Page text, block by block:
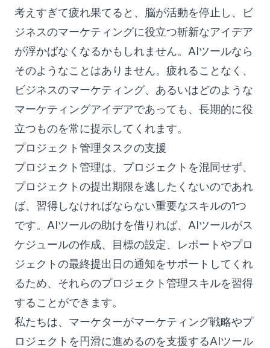
考えすぎて疲れ果てると、脳が活動を停止し、ビ
ジネスのマーケティングに役立つ斬新なアイデア
が浮かばなくなるかもしれません。AIツールなら
そのようなことはありません。疲れることなく、
ビジネスのマーケティング、あるいはどのような
マーケティングアイデアであっても、長期的に役
立つものを常に提示してくれます。
プロジェクト管理タスクの支援
プロジェクト管理は、プロジェクトを混同せず、
プロジェクトの提出期限を逃したくないのであれ
ば、習得しなければならない重要なスキルの1つ
です。AIツールの助けを借りれば、AIツールがス
ケジュールの作成、目標の設定、レポートやプロ
ジェクトの最終提出日の通知をサポートしてくれ
るため、それらのプロジェクト管理スキルを習得
することができます。
私たちは、マーケターがマーケティング戦略やプ
ロジェクトを円滑に進めるのを支援するAIツール